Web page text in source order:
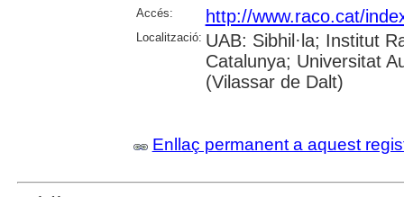
Accés: http://www.raco.cat/
Localització: UAB: Sibhil·la; Institut
Catalunya; Universitat
(Vilassar de Dalt)
Enllaç permanent a aquest